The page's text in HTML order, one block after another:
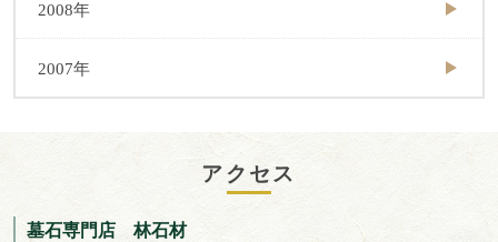
2008年
2007年
アクセス
墓石専門店 林石材